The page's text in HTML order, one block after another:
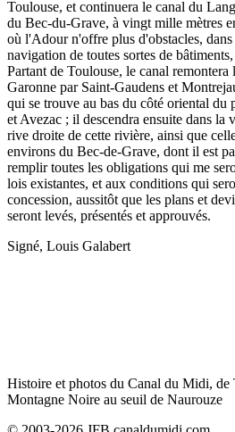
Toulouse, et continuera le canal du
du Bec-du-Grave, à vingt mille mètres
où l'Adour n'offre plus d'obstacles, dans
navigation de toutes sortes de
Partant de Toulouse, le canal remontera
Garonne par Saint-Gaudens et
qui se trouve au bas du côté oriental du
et Avezac ; il descendra ensuite dans la
rive droite de cette rivière, ainsi que
environs du Bec-de-Grave, dont il est
remplir toutes les obligations qui me
lois existantes, et aux conditions qui
concession, aussitôt que les plans et
seront levés, présentés et approuvés.
Signé, Louis Galabert
Histoire et photos du Canal du Midi, de
Montagne Noire au seuil de Naurouze